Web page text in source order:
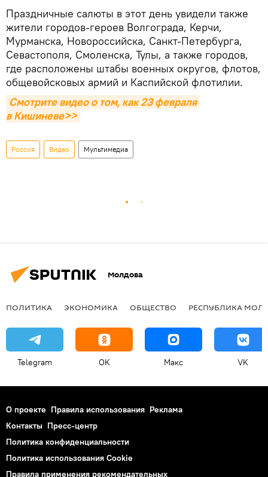
Праздничные салюты в этот день увидели также
жители городов-героев Волгограда, Керчи,
Мурманска, Новороссийска, Санкт-Петербурга,
Севастополя, Смоленска, Тулы, а также городов,
где расположены штабы военных округов, флотов,
общевойсковых армий и Каспийской флотилии.
Смотрите видео о том, как 23 февраля
в Кишиневе>>
Россия Видео Мультимедиа
Молдова
ПОЛИТИКА ЭКОНОМИКА ОБЩЕСТВО РЕСПУБЛИКА
Telegram OK Макс VK
О проекте Правила использования Реклама
Контакты Пресс-центр
Политика конфиденциальности
Политика использования Cookie
Правила применения рекомендательных